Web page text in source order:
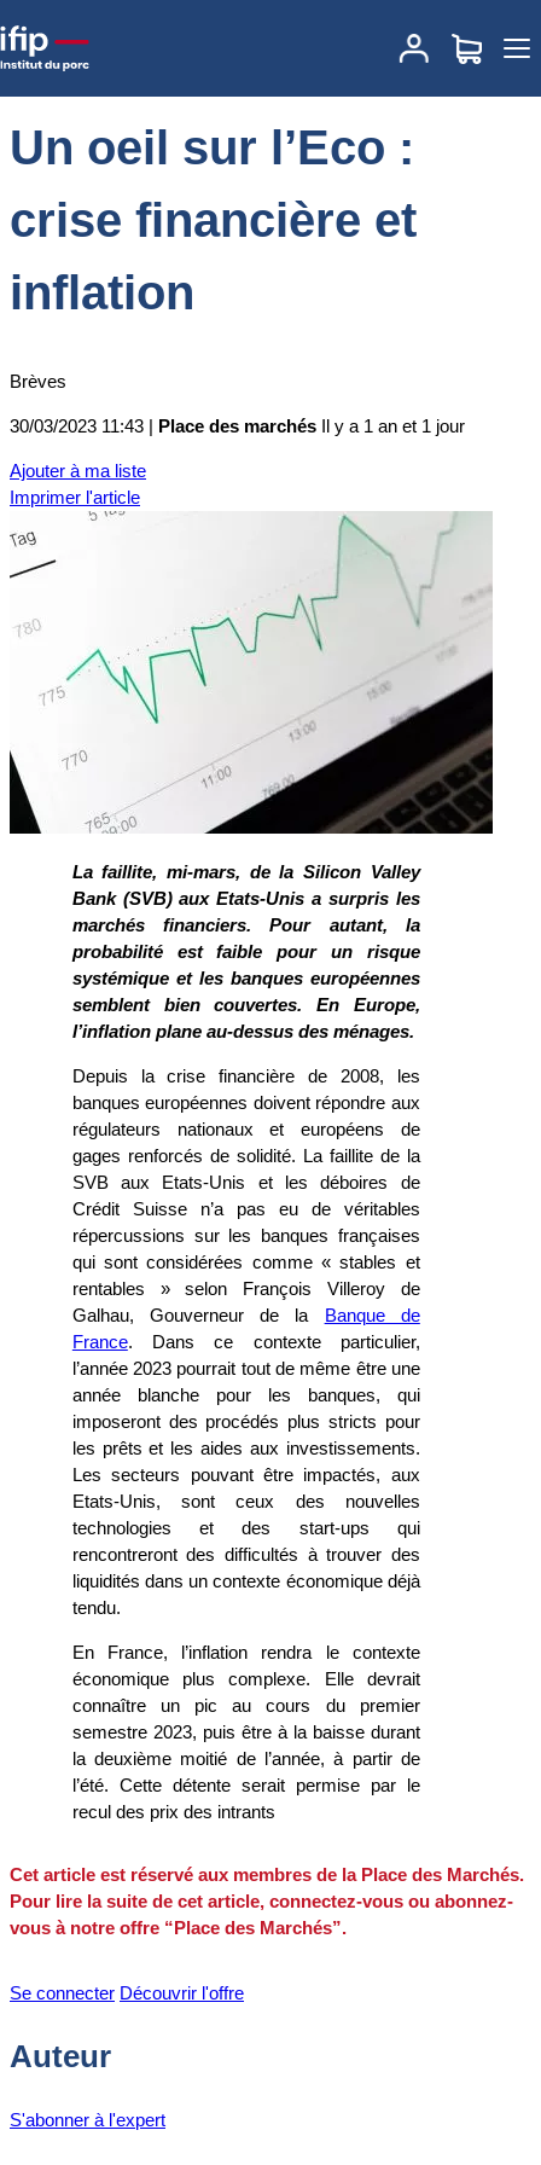
Accueil Actualités des marchés
Un oeil sur
l’Eco : crise financière et inflation
Un oeil sur l’Eco :
crise financière et
inflation
Brèves
30/03/2023 11:43 | Place des marchés Il y a 1 an et 1 jour
Ajouter à ma liste
Imprimer l'article
La faillite, mi-mars, de la Silicon Valley
Bank (SVB) aux Etats-Unis a surpris les
marchés financiers. Pour autant, la
probabilité est faible pour un risque
systémique et les banques européennes
semblent bien couvertes. En Europe,
l’inflation plane au-dessus des ménages.
Depuis la crise financière de 2008, les
banques européennes doivent répondre aux
régulateurs nationaux et européens de
gages renforcés de solidité. La faillite de la
SVB aux Etats-Unis et les déboires de
Crédit Suisse n’a pas eu de véritables
répercussions sur les banques françaises
qui sont considérées comme « stables et
rentables » selon François Villeroy de
Galhau, Gouverneur de la Banque de
France. Dans ce contexte particulier,
l’année 2023 pourrait tout de même être une
année blanche pour les banques, qui
imposeront des procédés plus stricts pour
les prêts et les aides aux investissements.
Les secteurs pouvant être impactés, aux
Etats-Unis, sont ceux des nouvelles
technologies et des start-ups qui
rencontreront des difficultés à trouver des
liquidités dans un contexte économique déjà
tendu.
En France, l’inflation rendra le contexte
économique plus complexe. Elle devrait
connaître un pic au cours du premier
semestre 2023, puis être à la baisse durant
la deuxième moitié de l’année, à partir de
l’été. Cette détente serait permise par le
recul des prix des intrants
Cet article est réservé aux membres de la Place des Marchés.
Pour lire la suite de cet article, connectez-vous ou abonnez-
vous à notre offre “Place des Marchés”.
Se connecter Découvrir l'offre
Auteur
S'abonner à l'expert